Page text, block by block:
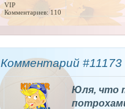
VIP
Комментариев: 110
Комментарий #11173
Юля, что